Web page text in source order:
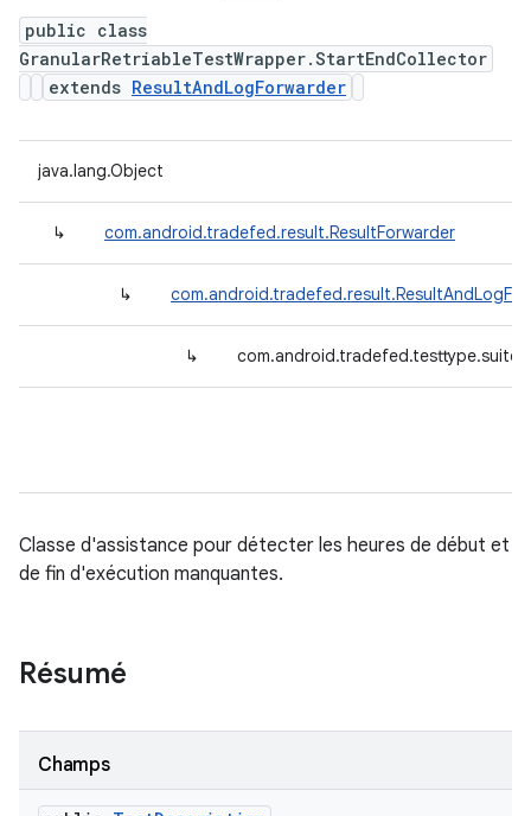
public class
GranularRetriableTestWrapper.StartEndCollector
extends ResultAndLogForwarder
java.lang.Object
↳ com.android.tradefed.result.ResultForwarder
↳
↳
Classe d'assistance pour détecter les heures de début et
de fin d'exécution manquantes.
Résumé
Champs